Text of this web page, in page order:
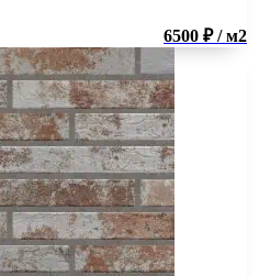
6500 ₽ / м2